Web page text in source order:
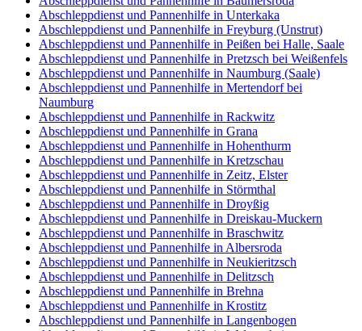
Abschleppdienst und Pannenhilfe in Unterkaka
Abschleppdienst und Pannenhilfe in Freyburg (Unstrut)
Abschleppdienst und Pannenhilfe in Peißen bei Halle, Saale
Abschleppdienst und Pannenhilfe in Pretzsch bei Weißenfels
Abschleppdienst und Pannenhilfe in Naumburg (Saale)
Abschleppdienst und Pannenhilfe in Mertendorf bei
Naumburg
Abschleppdienst und Pannenhilfe in Rackwitz
Abschleppdienst und Pannenhilfe in Grana
Abschleppdienst und Pannenhilfe in Hohenthurm
Abschleppdienst und Pannenhilfe in Kretzschau
Abschleppdienst und Pannenhilfe in Zeitz, Elster
Abschleppdienst und Pannenhilfe in Störmthal
Abschleppdienst und Pannenhilfe in Droyßig
Abschleppdienst und Pannenhilfe in Dreiskau-Muckern
Abschleppdienst und Pannenhilfe in Braschwitz
Abschleppdienst und Pannenhilfe in Albersroda
Abschleppdienst und Pannenhilfe in Neukieritzsch
Abschleppdienst und Pannenhilfe in Delitzsch
Abschleppdienst und Pannenhilfe in Brehna
Abschleppdienst und Pannenhilfe in Krostitz
Abschleppdienst und Pannenhilfe in Langenbogen